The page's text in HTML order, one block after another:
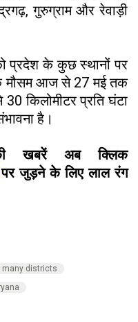
गुरुग्राम और रेवाड़ी
प्रदेश के कुछ स्थानों पर
मौसम आज से 27 मई तक
किलोमीटर प्रति घंटा
है।
की खबरें अब क्लिक
पर जुड़ने के लिए लाल रंग
many districts